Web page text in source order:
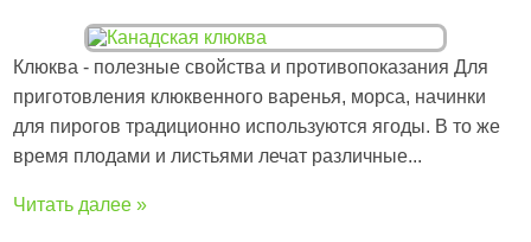
Клюква - полезные свойства и противопоказания Для
приготовления клюквенного варенья, морса, начинки
для пирогов традиционно используются ягоды. В то же
время плодами и листьями лечат различные...
Читать далее »